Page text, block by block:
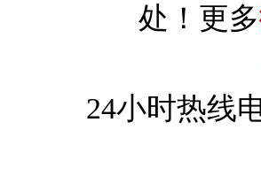
处！更多
24小时热线